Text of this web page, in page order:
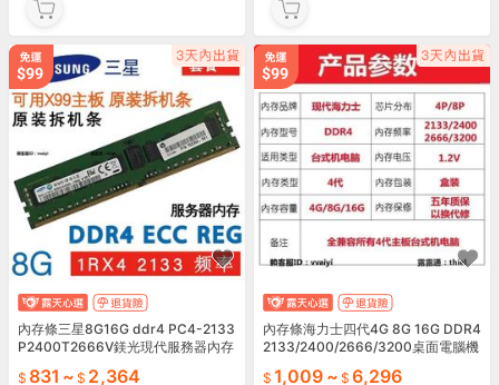
⑧比丶適用288插腳內存條ddr4 32
00 32gb m393a4g43ab3-cwe rd
imm
3,304
運費券